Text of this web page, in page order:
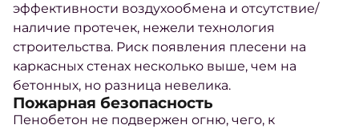
эффективности воздухообмена и отсутствие/
наличие протечек, нежели технология
строительства. Риск появления плесени на
каркасных стенах несколько выше, чем на
бетонных, но разница невелика.
Пожарная безопасность
Пенобетон не подвержен огню, чего, к